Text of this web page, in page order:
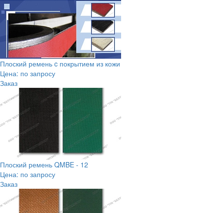
Плоский ремень c покрытием из кожи
Цена: по запросу
Заказ
Плоский ремень QMBE - 12
Цена: по запросу
Заказ